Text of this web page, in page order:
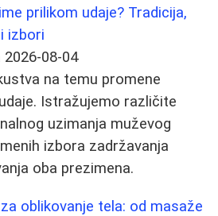
prilikom udaje? Tradicija,
izbori
2026-08-04
na temu promene
Istražujemo različite
uzimanja muževog
izbora zadržavanja
oba prezimena.
oblikovanje tela: od masaže